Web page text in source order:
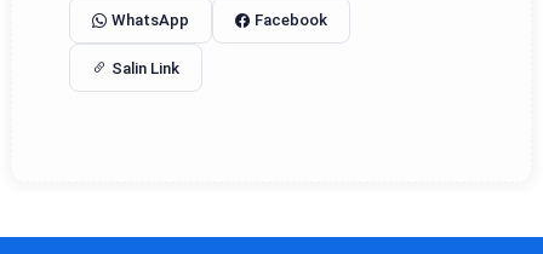
WhatsApp Facebook
Salin Link